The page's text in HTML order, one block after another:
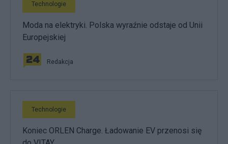
Technologie
Moda na elektryki. Polska wyraźnie odstaje od Unii
Europejskiej
Redakcja
Technologie
Koniec ORLEN Charge. Ładowanie EV przenosi się